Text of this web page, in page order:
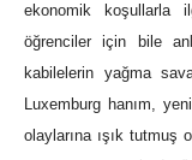
ekonomik koşullarla
öğrenciler için bile
kabilelerin yağma
Luxemburg hanım,
olaylarına ışık tutmuş